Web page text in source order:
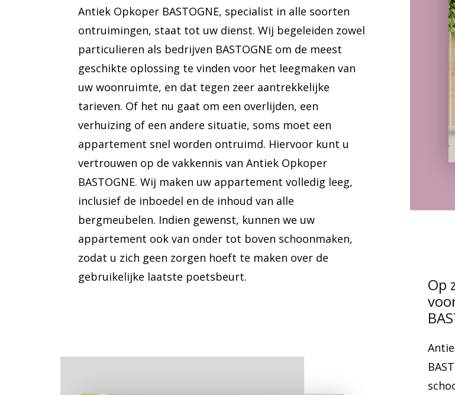
Antiek Opkoper BASTOGNE, specialist in alle soorten
ontruimingen, staat tot uw dienst. Wij begeleiden zowel
particulieren als bedrijven BASTOGNE om de meest
geschikte oplossing te vinden voor het leegmaken van
uw woonruimte, en dat tegen zeer aantrekkelijke
tarieven. Of het nu gaat om een overlijden, een
verhuizing of een andere situatie, soms moet een
appartement snel worden ontruimd. Hiervoor kunt u
vertrouwen op de vakkennis van Antiek Opkoper
BASTOGNE. Wij maken uw appartement volledig leeg,
inclusief de inboedel en de inhoud van alle
bergmeubelen. Indien gewenst, kunnen we uw
appartement ook van onder tot boven schoonmaken,
zodat u zich geen zorgen hoeft te maken over de
gebruikelijke laatste poetsbeurt.
Op